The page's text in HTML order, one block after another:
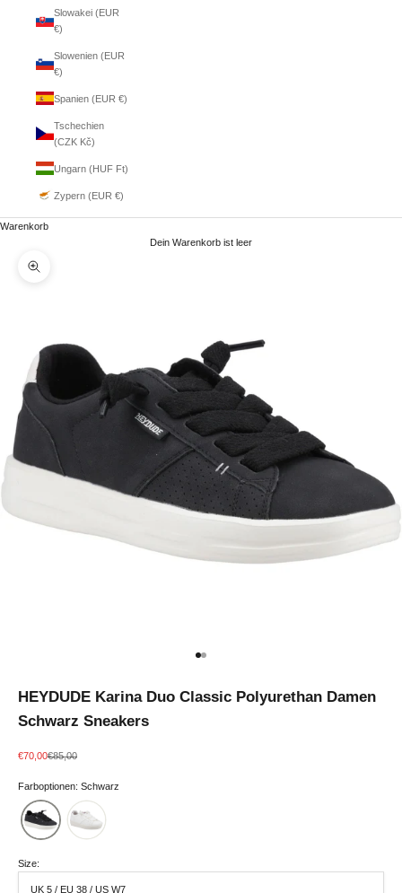
Slowakei (EUR
€)
Slowenien (EUR
€)
Spanien (EUR €)
Tschechien
(CZK Kč)
Ungarn (HUF Ft)
Zypern (EUR €)
Warenkorb
Dein Warenkorb ist leer
Bild vergrößern
Gehe zu Element 1
Gehe zu Element 2
HEYDUDE Karina Duo Classic Polyurethan Damen
Schwarz Sneakers
Angebot
€70,00Regulärer Preis
€85,00
Farboptionen: Schwarz
Size:
UK 5 / EU 38 / US W7